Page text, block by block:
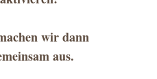
wir dann
aus.